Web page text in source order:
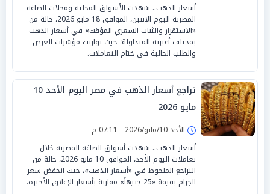
أسعار الذهب.. شهدت الأسواق المحلية ومحلات الصاغة
المصرية اليوم الإثنين، الموافق 18 مايو 2026، حالة من
«الاستقرار والثبات السعري المؤقت» في أسعار الذهب
بمختلف أعيرته المتداولة؛ حيث توازنت مؤشرات العرض
والطلب الحالية في ختام التعاملات.
تراجع أسعار الذهب في مصر اليوم الأحد 10
مايو 2026
الأحد 10/مايو/2026 - 07:11 م
أسعار الذهب.. شهدت أسواق الصاغة المصرية خلال
تعاملات اليوم الأحد، الموافق 10 مايو 2026، حالة من
التراجع الملحوظ في «أسعار الذهب»، حيث انخفض سعر
الجرام بقيمة «25 جنيهاً» مقارنة بأسعار الإغلاق الأخيرة.